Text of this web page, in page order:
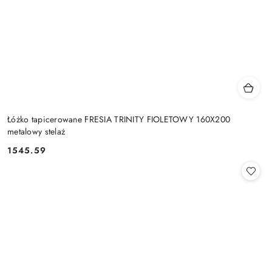
Łóżko tapicerowane FRESIA TRINITY FIOLETOWY 160X200
metalowy stelaż
Cena:
1545.59